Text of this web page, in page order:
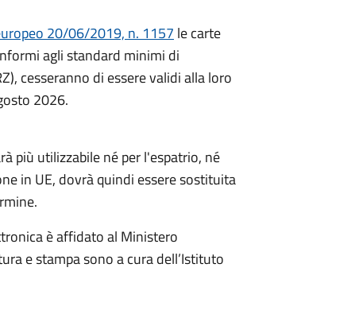
20/06/2019, n. 1157 le carte
agli standard minimi di
cesseranno di essere validi alla loro
2026.
più utilizzabile né per l'espatrio, né
in UE, dovrà quindi essere sostituita
è affidato al Ministero
e stampa sono a cura dell’Istituto